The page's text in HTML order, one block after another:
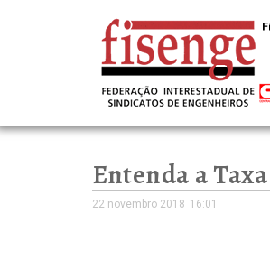
Entenda a
22 novembro 2018 16:01